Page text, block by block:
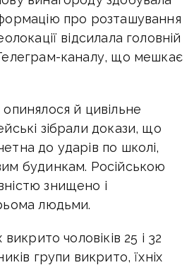
про розташування
відсилала головній
каналу, що мешкає
й цивільне
зібрали докази, що
до ударів по школі,
будинкам. Російською
знищено і
людьми.
викрито чоловіків 25 і 32
групи викрито, їхніх